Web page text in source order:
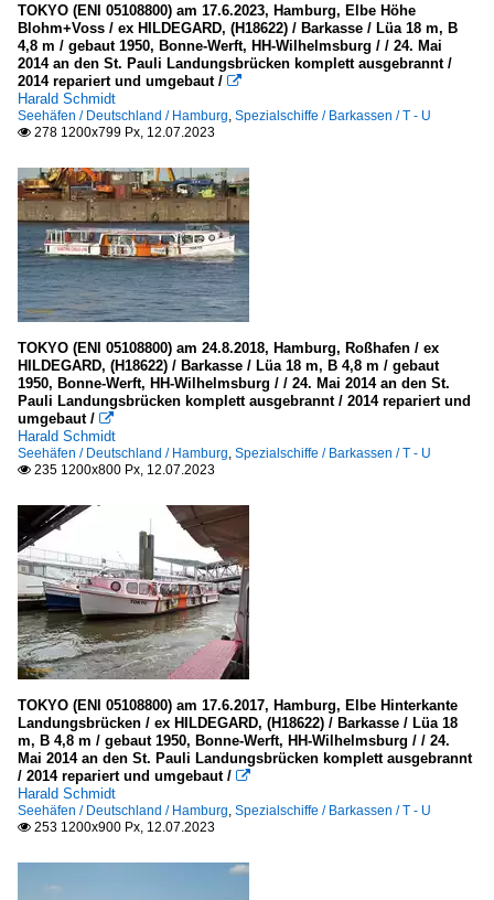
TOKYO (ENI 05108800) am 17.6.2023, Hamburg, Elbe Höhe
Blohm+Voss / ex HILDEGARD, (H18622) / Barkasse / Lüa 18 m, B
4,8 m / gebaut 1950, Bonne-Werft, HH-Wilhelmsburg / / 24. Mai
2014 an den St. Pauli Landungsbrücken komplett ausgebrannt /
2014 repariert und umgebaut / 
Harald Schmidt
Seehäfen / Deutschland / Hamburg, Spezialschiffe / Barkassen / T - U
 278 1200x799 Px, 12.07.2023
TOKYO (ENI 05108800) am 24.8.2018, Hamburg, Roßhafen / ex
HILDEGARD, (H18622) / Barkasse / Lüa 18 m, B 4,8 m / gebaut
1950, Bonne-Werft, HH-Wilhelmsburg / / 24. Mai 2014 an den St.
Pauli Landungsbrücken komplett ausgebrannt / 2014 repariert und
umgebaut / 
Harald Schmidt
Seehäfen / Deutschland / Hamburg, Spezialschiffe / Barkassen / T - U
 235 1200x800 Px, 12.07.2023
TOKYO (ENI 05108800) am 17.6.2017, Hamburg, Elbe Hinterkante
Landungsbrücken / ex HILDEGARD, (H18622) / Barkasse / Lüa 18
m, B 4,8 m / gebaut 1950, Bonne-Werft, HH-Wilhelmsburg / / 24.
Mai 2014 an den St. Pauli Landungsbrücken komplett ausgebrannt
/ 2014 repariert und umgebaut / 
Harald Schmidt
Seehäfen / Deutschland / Hamburg, Spezialschiffe / Barkassen / T - U
 253 1200x900 Px, 12.07.2023